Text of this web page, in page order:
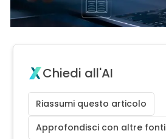
Chiedi all'AI
Riassumi questo articolo
Approfondisci con altre fonti